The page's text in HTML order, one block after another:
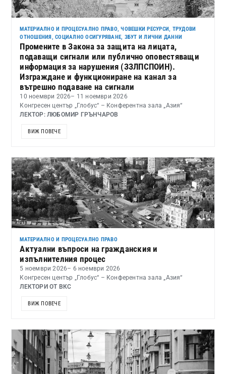
МАТЕРИАЛНО И ПРОЦЕСУАЛНО ПРАВО,ЧОВЕШКИ РЕСУРСИ, ТРУДОВИ
ОТНОШЕНИЯ, СОЦИАЛНО ОСИГУРЯВАНЕ, ЗБУТ И ЛИЧНИ ДАННИ
Промените в Закона за защита на лицата,
подаващи сигнали или публично оповестяващи
информация за нарушения (ЗЗЛПСПОИН).
Изграждане и функциониране на канал за
вътрешно подаване на сигнали
10 ноември 2026– 11 ноември 2026
Конгресен център „Глобус“ – Конферентна зала „Азия“
ЛЕКТОР: ЛЮБОМИР ГРЪНЧАРОВ
ВИЖ ПОВЕЧЕ
МАТЕРИАЛНО И ПРОЦЕСУАЛНО ПРАВО
Актуални въпроси на гражданския и
изпълнителния процес
5 ноември 2026– 6 ноември 2026
Конгресен център „Глобус“ – Конферентна зала „Азия“
ЛЕКТОРИ ОТ ВКС
ВИЖ ПОВЕЧЕ